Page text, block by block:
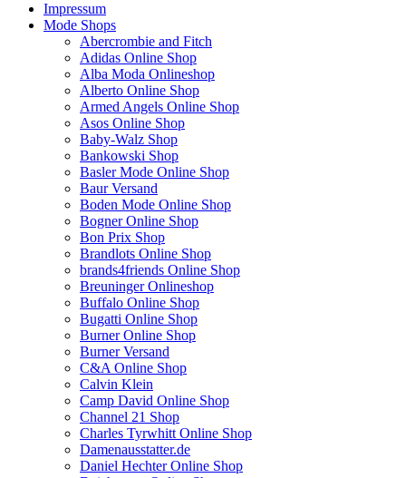
Impressum
Mode Shops
Abercrombie and Fitch
Adidas Online Shop
Alba Moda Onlineshop
Alberto Online Shop
Armed Angels Online Shop
Asos Online Shop
Baby-Walz Shop
Bankowski Shop
Basler Mode Online Shop
Baur Versand
Boden Mode Online Shop
Bogner Online Shop
Bon Prix Shop
Brandlots Online Shop
brands4friends Online Shop
Breuninger Onlineshop
Buffalo Online Shop
Bugatti Online Shop
Burner Online Shop
Burner Versand
C&A Online Shop
Calvin Klein
Camp David Online Shop
Channel 21 Shop
Charles Tyrwhitt Online Shop
Damenausstatter.de
Daniel Hechter Online Shop